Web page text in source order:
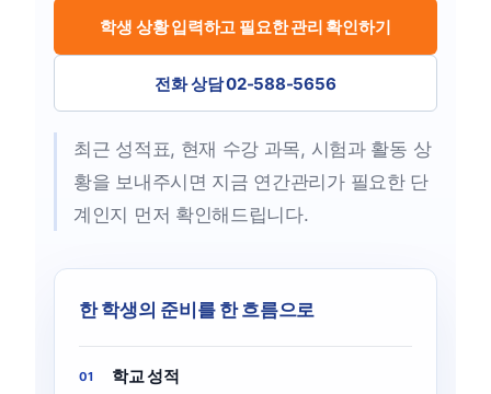
학생 상황 입력하고 필요한 관리 확인하기
전화 상담 02-588-5656
최근 성적표, 현재 수강 과목, 시험과 활동 상
황을 보내주시면 지금 연간관리가 필요한 단
계인지 먼저 확인해드립니다.
한 학생의 준비를 한 흐름으로
01 학교 성적